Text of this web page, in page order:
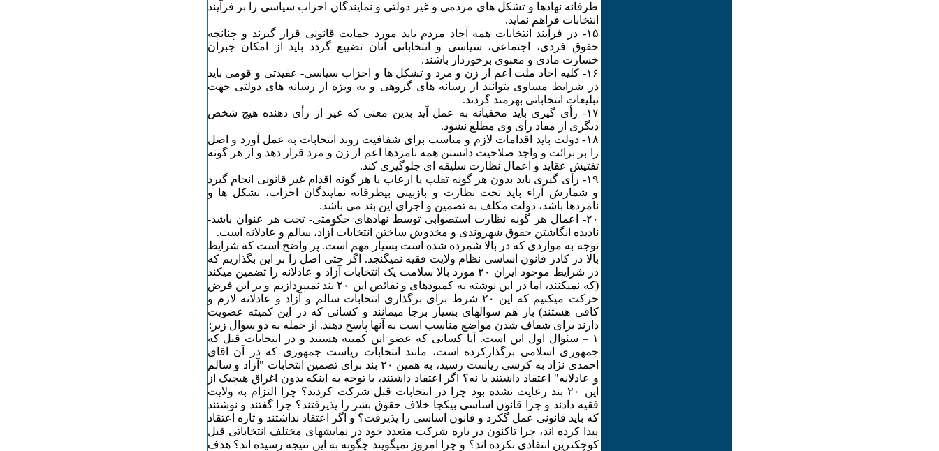
طرفانه نهادها و تشکل ‏های مردمی و غیر دولتی و نمایندگان احزاب سیاسی را بر فرآیند
انتخابات فراهم نماید.‏
‏۱۵- در فرآیند انتخابات همه آحاد مردم باید مورد حمایت قانونی قرار گیرند و چنانچه
حقوق فردی، اجتماعی، ‏سیاسی و انتخاباتی آنان تضییع گردد باید از امکان جبران
خسارت مادی و معنوی برخوردار باشند.‏
‏۱۶- کلیه احاد ملت اعم از زن و مرد و تشکل ها و احزاب سیاسی- عقیدتی و قومی باید
در شرایط مساوی ‏بتوانند از رسانه های گروهی و به ویژه از رسانه های دولتی جهت
تبلیغات انتخاباتی بهرمند گردند.‏
‏۱۷- رأی گیری باید مخفیانه به عمل آید بدین معنی که غیر از رأی دهنده هیچ شخص
دیگری از مفاد رأی وی ‏مطلع نشود.‏
‏۱۸- دولت باید اقدامات لازم و مناسب برای شفافیت روند انتخابات به عمل آورد و اصل
را بر برائت و واجد ‏صلاحیت دانستن همه نامزدها اعم از زن و مرد قرار دهد و از هر گونه
تفتیش عقاید و اعمال نظارت سلیقه ‏ای جلوگیری کند.‏
‏۱۹- رأی گیری باید بدون هر گونه تقلب یا ارعاب یا هر گونه اقدام غیر قانونی انجام گیرد
و شمارش آراء باید ‏تحت نظارت و بازبینی بیطرفانه نمایندگان احزاب، تشکل ها و
نامزدها باشد، دولت مکلف به تضمین و اجرای ‏این بند می باشد.‏
‏۲۰- اعمال هر گونه نظارت استصوابی توسط نهادهای حکومتی- تحت هر عنوان باشد-
نادیده انگاشتن حقوق ‏شهروندی و مخدوش ساختن انتخابات آزاد، سالم و عادلانه است.‏
توجه به مواردی که در بالا شمرده شده است بسیار مهم است. پر واضح است که شرایط
بالا در کادر قانون اساسی نظام ولایت فقیه نمیگنجد. اگر حتی اصل را بر این بگذاریم که
در شرایط موجود ایران ۲۰ مورد بالا سلامت یک انتخابات آزاد و عادلانه را تضمین میکند
(که نمیکنند، اما در این نوشته به کمبودهای و نقائص این ۲۰ بند نمیپردازیم و بر این فرض
حرکت میکنیم که این ۲۰ شرط برای برگذاری انتخابات سالم و آزاد و عادلانه لازم و
کافی هستند) باز هم سوالهای بسیار برجا میمانند و کسانی که در این کمیته عضویت
دارند برای شفاف شدن مواضع مناسب است به آنها پاسخ دهند. از جمله به دو سوال زیر:
۱ – سئوال اول این است. آیا کسانی که عضو این کمیته هستند و در انتخابات قبل که
جمهوری اسلامی برگذارکرده است، مانند انتخابات ریاست جمهوری که در آن اقای
احمدی نژاد به کرسی ریاست رسید، به همین ۲۰ بند برای تضمین انتخابات "آزاد و سالم
و عادلانه" اعتقاد داشتند یا نه؟ اگر اعتقاد داشتند، با توجه به اینکه بدون اغراق هیچیک از
این ۲۰ بند رعایت نشده بود چرا در انتخابات قبل شرکت کردند؟ چرا التزام به ولایت
فقیه دادند و چرا قانون اساسی بیکجا خلاف حقوق بشر را پذیرفتند؟ چرا گفتند و نوشتند
که باید قانونی عمل گکرد و قانون اساسی را پذیرفت؟ و اگر اعتقاد نداشتند و تازه اعتقاد
پیدا کرده اند، چرا تاکنون در باره شرکت متعدد خود در نمایشهای مختلف انتخاباتی قبل
کوچکترین انتقادی نکرده اند؟ و چرا امروز نمیگویند چگونه به این نتیجه رسیده اند؟ هدف